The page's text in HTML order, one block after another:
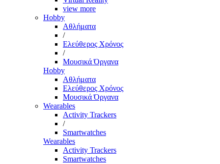
view more
Hobby
Αθλήματα
/
Ελεύθερος Χρόνος
/
Μουσικά Όργανα
Hobby
Αθλήματα
Ελεύθερος Χρόνος
Μουσικά Όργανα
Wearables
Activity Trackers
/
Smartwatches
Wearables
Activity Trackers
Smartwatches